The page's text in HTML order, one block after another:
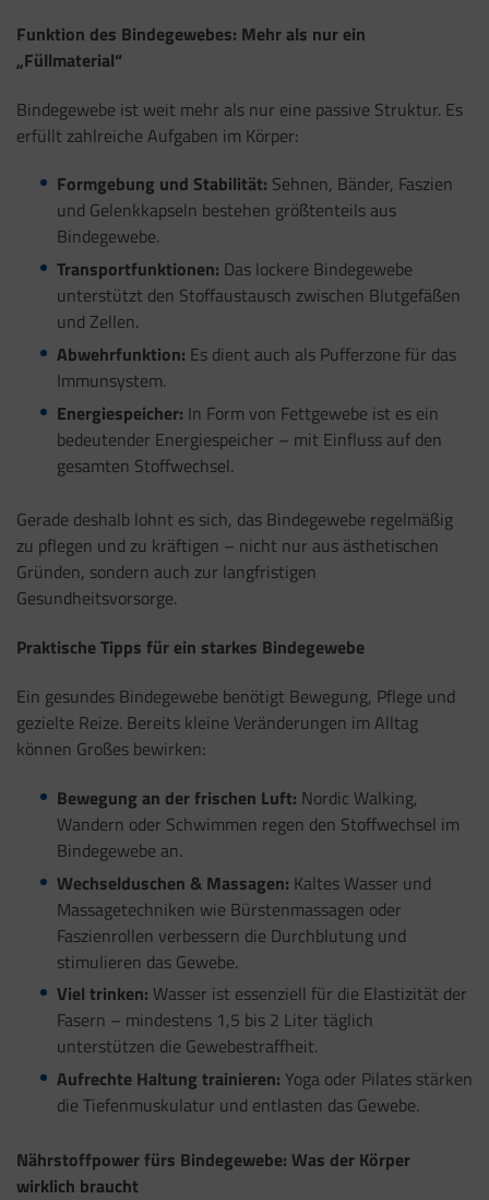
Funktion des Bindegewebes: Mehr als nur ein
„Füllmaterial“
Bindegewebe ist weit mehr als nur eine passive Struktur. Es
erfüllt zahlreiche Aufgaben im Körper:
Formgebung und Stabilität: Sehnen, Bänder, Faszien
und Gelenkkapseln bestehen größtenteils aus
Bindegewebe.
Transportfunktionen: Das lockere Bindegewebe
unterstützt den Stoffaustausch zwischen Blutgefäßen
und Zellen.
Abwehrfunktion: Es dient auch als Pufferzone für das
Immunsystem.
Energiespeicher: In Form von Fettgewebe ist es ein
bedeutender Energiespeicher – mit Einfluss auf den
gesamten Stoffwechsel.
Gerade deshalb lohnt es sich, das Bindegewebe regelmäßig
zu pflegen und zu kräftigen – nicht nur aus ästhetischen
Gründen, sondern auch zur langfristigen
Gesundheitsvorsorge.
Praktische Tipps für ein starkes Bindegewebe
Ein gesundes Bindegewebe benötigt Bewegung, Pflege und
gezielte Reize. Bereits kleine Veränderungen im Alltag
können Großes bewirken:
Bewegung an der frischen Luft: Nordic Walking,
Wandern oder Schwimmen regen den Stoffwechsel im
Bindegewebe an.
Wechselduschen & Massagen: Kaltes Wasser und
Massagetechniken wie Bürstenmassagen oder
Faszienrollen verbessern die Durchblutung und
stimulieren das Gewebe.
Viel trinken: Wasser ist essenziell für die Elastizität der
Fasern – mindestens 1,5 bis 2 Liter täglich
unterstützen die Gewebestraffheit.
Aufrechte Haltung trainieren: Yoga oder Pilates stärken
die Tiefenmuskulatur und entlasten das Gewebe.
Nährstoffpower fürs Bindegewebe: Was der Körper
wirklich braucht